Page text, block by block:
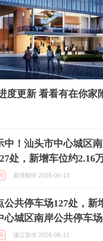
度更新 看看有在你家
中！汕头市中心城区
处，新增车位约2.16
新浪财经 2026-06-13
公共停车场127处，新
心城区南岸公共停车
濠江宣传 2026-06-11